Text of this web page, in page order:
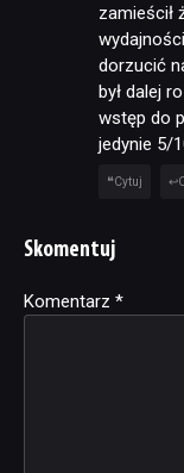
zamieścił
dorzucić
był dalej
wstęp do
jedynie 5/
Cytuj
Skomentuj
Komentarz *
Alternative: